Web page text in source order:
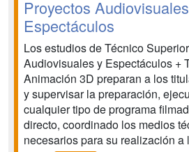
Proyectos
Espectáculos
Los estudios de Técnico
Audiovisuales y Espectáculos +
Animación 3D preparan a los
y supervisar la preparación,
cualquier tipo de programa
directo, coordinado los medios
necesarios para su realización a